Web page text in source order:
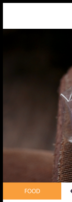
FOOD
WEB
PROFILE